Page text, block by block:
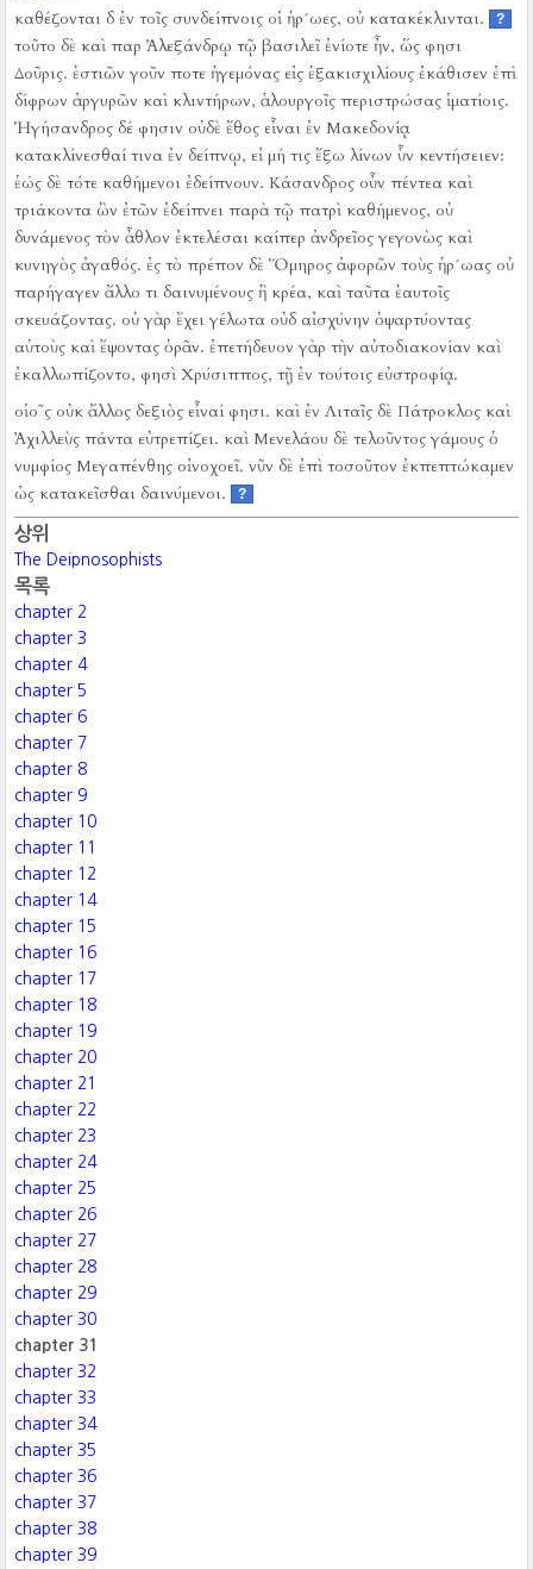
καθέζονται δ ἐν τοῖς συνδείπνοις οἱ ἡρ´ωες, οὐ κατακέκλινται. ?
τοῦτο δὲ καὶ παρ Ἀλεξάνδρῳ τῷ βασιλεῖ ἐνίοτε ἦν, ὥς φησι
Δοῦρις. ἑστιῶν γοῦν ποτε ἡγεμόνας εἰς ἑξακισχιλίους ἐκάθισεν ἐπὶ
δίφρων ἀργυρῶν καὶ κλιντήρων, ἁλουργοῖς περιστρώσας ἱματίοις.
Ἡγήσανδρος δέ φησιν οὐδὲ ἔθος εἶναι ἐν Μακεδονίᾳ
κατακλίνεσθαί τινα ἐν δείπνῳ, εἰ μή τις ἔξω λίνων ὗν κεντήσειεν:
ἑώς δὲ τότε καθήμενοι ἐδείπνουν. Κάσανδρος οὖν πέντεα καὶ
τριάκοντα ὢν ἐτῶν ἐδείπνει παρὰ τῷ πατρὶ καθήμενος, οὐ
δυνάμενος τὸν ἆθλον ἐκτελέσαι καίπερ ἀνδρεῖος γεγονὼς καὶ
κυνηγὸς ἀγαθός. ἐς τὸ πρέπον δὲ Ὅμηρος ἀφορῶν τοὺς ἡρ´ωας οὐ
παρήγαγεν ἄλλο τι δαινυμένους ἢ κρέα, καὶ ταῦτα ἑαυτοῖς
σκευάζοντας. οὐ γὰρ ἔχει γέλωτα οὐδ αἰσχύνην ὀψαρτύοντας
αὐτοὺς καὶ ἕψοντας ὁρᾶν. ἐπετήδευον γὰρ τὴν αὐτοδιακονίαν καὶ
ἐκαλλωπίζοντο, φησὶ Χρύσιππος, τῇ ἐν τούτοις εὐστροφίᾳ.
οἱο῀ς οὐκ ἄλλος δεξιὸς εἶναί φησι. καὶ ἐν Λιταῖς δὲ Πάτροκλος καὶ
Ἀχιλλεὺς πάντα εὐτρεπίζει. καὶ Μενελάου δὲ τελοῦντος γάμους ὁ
νυμφίος Μεγαπένθης οἰνοχοεῖ. νῦν δὲ ἐπὶ τοσοῦτον ἐκπεπτώκαμεν
ὡς κατακεῖσθαι δαινύμενοι.
?
상위
The Deipnosophists
목록
chapter 2
chapter 3
chapter 4
chapter 5
chapter 6
chapter 7
chapter 8
chapter 9
chapter 10
chapter 11
chapter 12
chapter 14
chapter 15
chapter 16
chapter 17
chapter 18
chapter 19
chapter 20
chapter 21
chapter 22
chapter 23
chapter 24
chapter 25
chapter 26
chapter 27
chapter 28
chapter 29
chapter 30
chapter 31
chapter 32
chapter 33
chapter 34
chapter 35
chapter 36
chapter 37
chapter 38
chapter 39